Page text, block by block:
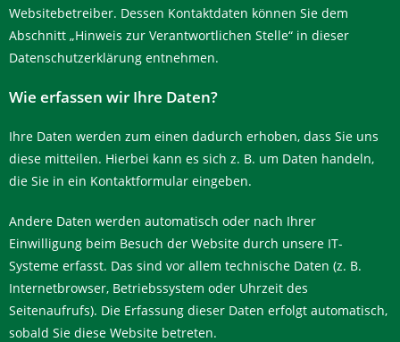
Websitebetreiber. Dessen Kontaktdaten können Sie dem
Abschnitt „Hinweis zur Verantwortlichen Stelle“ in dieser
Datenschutzerklärung entnehmen.
Wie erfassen wir Ihre Daten?
Ihre Daten werden zum einen dadurch erhoben, dass Sie uns
diese mitteilen. Hierbei kann es sich z. B. um Daten handeln,
die Sie in ein Kontaktformular eingeben.
Andere Daten werden automatisch oder nach Ihrer
Einwilligung beim Besuch der Website durch unsere IT-
Systeme erfasst. Das sind vor allem technische Daten (z. B.
Internetbrowser, Betriebssystem oder Uhrzeit des
Seitenaufrufs). Die Erfassung dieser Daten erfolgt automatisch,
sobald Sie diese Website betreten.